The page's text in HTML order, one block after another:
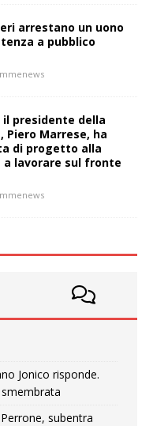
arrestano un uono
a pubblico
presidente della
Piero Marrese, ha
di progetto alla
a lavorare sul fronte
Jonico risponde.
subentra